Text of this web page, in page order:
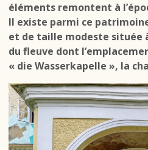
éléments remontent à
Il existe parmi ce
et de taille modeste située
du fleuve dont
« die Wasserkapelle », la